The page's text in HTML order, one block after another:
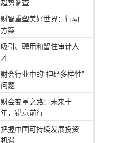
趋势调查
财智重塑美好世界：行动
方案
吸引、聘用和留住审计人
才
财会行业中的“神经多样性”
问题
财会变革之路：未来十
年，锐意前行
把握中国可持续发展投资
机遇